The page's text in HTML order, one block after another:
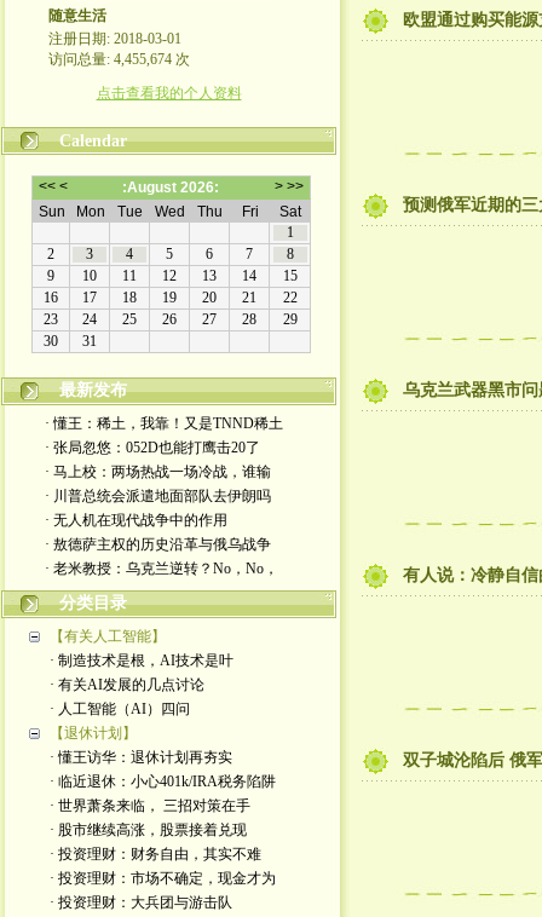
随意生活
注册日期: 2018-03-01
访问总量: 4,455,674 次
点击查看我的个人资料
Calendar
最新发布
· 懂王：稀土，我靠！又是TNND稀土
· 张局忽悠：052D也能打鹰击20了
· 马上校：两场热战一场冷战，谁输
· 川普总统会派遣地面部队去伊朗吗
· 无人机在现代战争中的作用
· 敖德萨主权的历史沿革与俄乌战争
· 老米教授：乌克兰逆转？No，No，
分类目录
【有关人工智能】
· 制造技术是根，AI技术是叶
· 有关AI发展的几点讨论
· 人工智能（AI）四问
【退休计划】
· 懂王访华：退休计划再夯实
· 临近退休：小心401k/IRA税务陷阱
· 世界萧条来临， 三招对策在手
· 股市继续高涨，股票接着兑现
· 投资理财：财务自由，其实不难
· 投资理财：市场不确定，现金才为
· 投资理财：大兵团与游击队
欧盟通过购买能
预测俄军近期的
乌克兰武器黑市
有人说：冷静自
双子城沦陷后 俄